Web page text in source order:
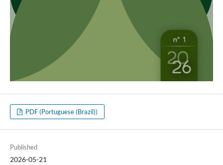
PDF (Portuguese (Brazil))
Published
2026-05-21